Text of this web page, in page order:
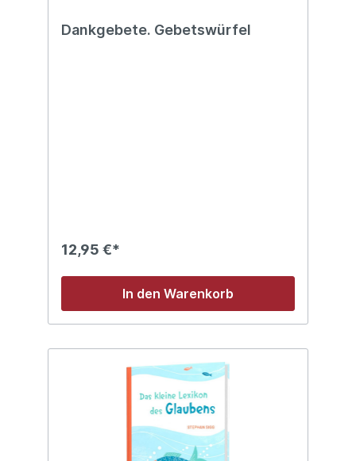
Dankgebete. Gebetswürfel
12,95 €*
In den Warenkorb